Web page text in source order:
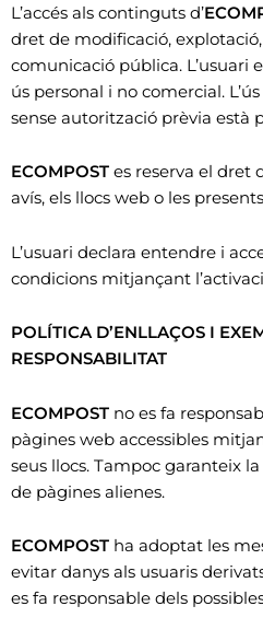
L’accés als continguts d’
dret de modificació,
comunicació pública. L’usuari
ús personal i no comercial.
sense autorització prèvia està
ECOMPOST es reserva el dret
avís, els llocs web o les
L’usuari declara entendre i
condicions mitjançant
POLÍTICA D’ENLLAÇOS I
RESPONSABILITAT
ECOMPOST no es fa
pàgines web accessibles
seus llocs. Tampoc garanteix
de pàgines alienes.
ECOMPOST ha adoptat les
evitar danys als usuaris
es fa responsable dels